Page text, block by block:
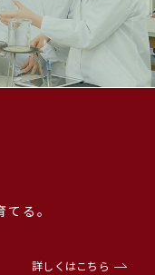
る。
詳しくはこちら